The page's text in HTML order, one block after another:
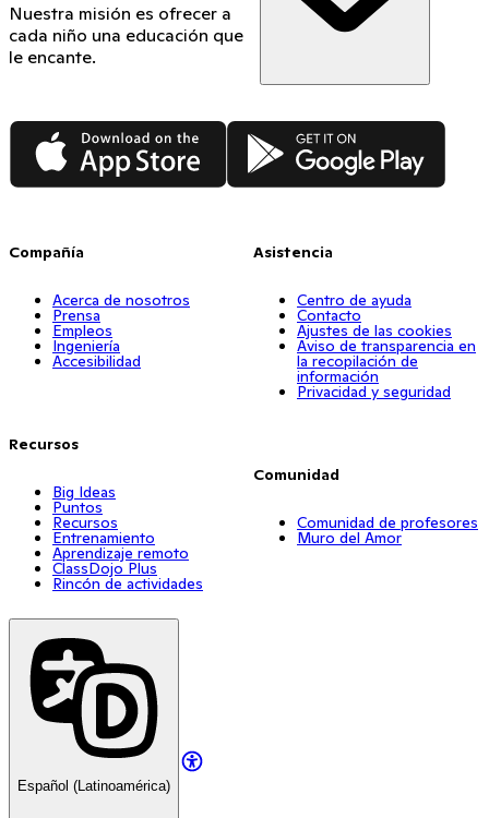
Nuestra misión es ofrecer a
cada niño una educación que
le encante.
App Store Google Play
Compañía
Acerca de nosotros
Prensa
Empleos
Ingeniería
Accesibilidad
Recursos
Big Ideas
Puntos
Recursos
Entrenamiento
Aprendizaje remoto
ClassDojo Plus
Rincón de actividades
Asistencia
Centro de ayuda
Contacto
Ajustes de las cookies
Aviso de transparencia en
la recopilación de
información
Privacidad y seguridad
Comunidad
Comunidad de profesores
Muro del Amor
Español (Latinoamérica)